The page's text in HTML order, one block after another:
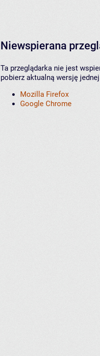
Niewspierana
Ta przeglądarka nie jest
pobierz aktualną wersję
Mozilla Firefox
Google Chrome